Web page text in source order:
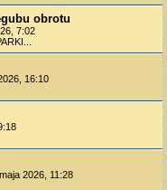
obrotu
7:02
16:10
2026, 11:28